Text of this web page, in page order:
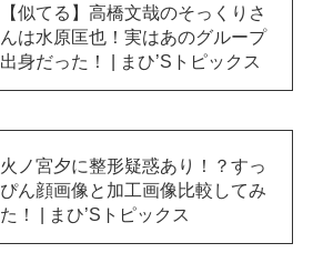
【似てる】高橋文哉のそっくりさ
んは水原匡也！実はあのグループ
出身だった！ | まひ’Sトピックス
火ノ宮夕に整形疑惑あり！？すっ
ぴん顔画像と加工画像比較してみ
た！ | まひ’Sトピックス